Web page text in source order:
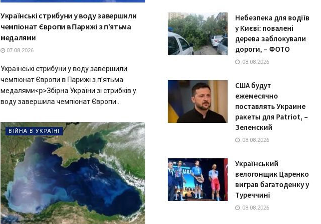
Українські стрибуни у воду завершили
чемпіонат Європи в Парижі з п’ятьма
медалями
07.08.2026
Українські стрибуни у воду завершили
чемпіонат Європи в Парижі з п’ятьма
медалями<p>Збірна України зі стрибків у
воду завершила чемпіонат Європи...
ВІЙНА В УКРАЇНІ
Небезпека для водіїв
у Києві: повалені
дерева заблокували
дороги, – ФОТО
08.08.2026
США будут
ежемесячно
поставлять Украине
ракеты для Patriot, –
Зеленский
08.08.2026
Український
велогонщик Царенко
виграв багатоденку у
Туреччині
08.08.2026